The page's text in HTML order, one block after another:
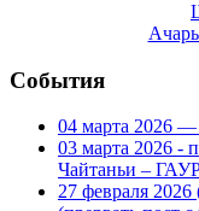
События
04 марта 2026
03 марта 2026 -
Чайтаньи –
27 февраля